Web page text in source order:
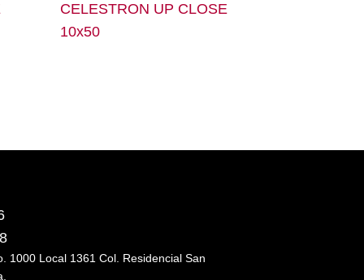
CELESTRON UP CLOSE
10x50
1000 Local 1361 Col. Residencial San